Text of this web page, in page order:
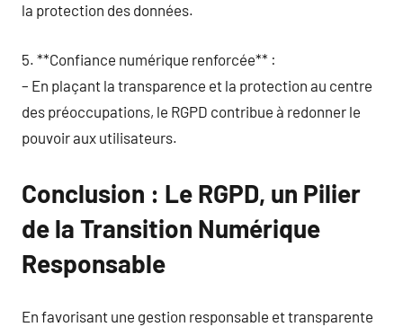
la protection des données.
5. **Confiance numérique renforcée** :
– En plaçant la transparence et la protection au centre
des préoccupations, le RGPD contribue à redonner le
pouvoir aux utilisateurs.
Conclusion : Le RGPD, un Pilier
de la Transition Numérique
Responsable
En favorisant une gestion responsable et transparente